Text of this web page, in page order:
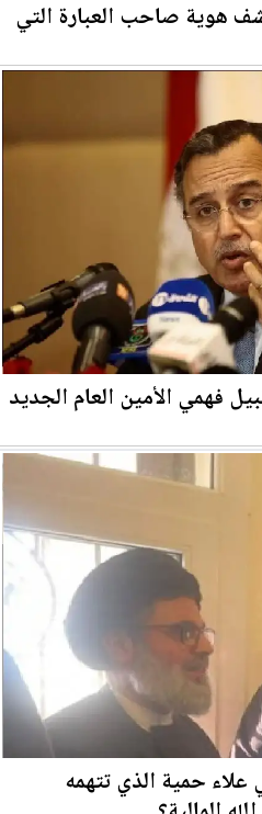
هوية صاحب العبارة التي
فهمي الأمين العام الجديد
علاء حمية الذي تتهمه